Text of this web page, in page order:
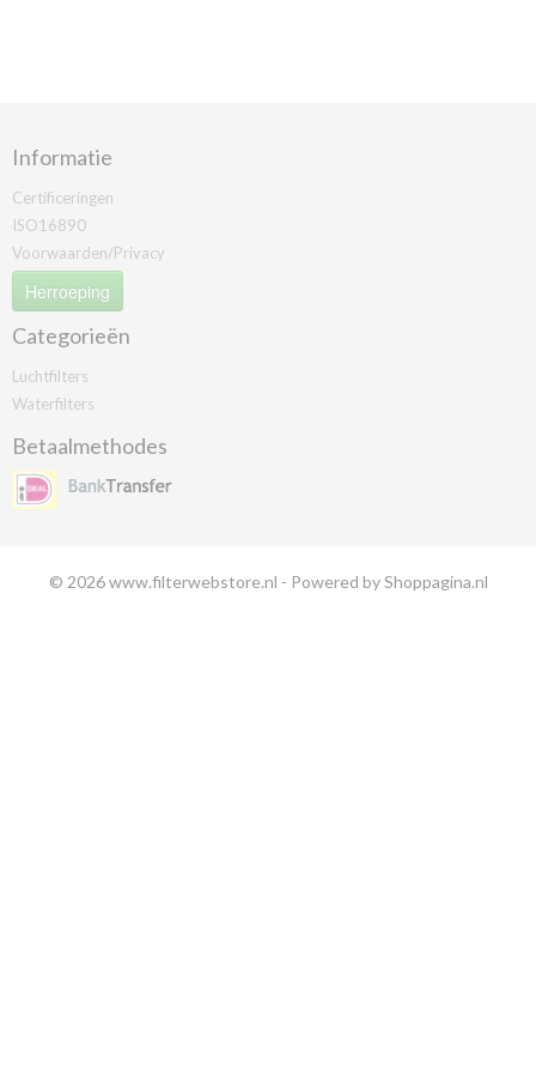
Informatie
Certificeringen
ISO16890
Voorwaarden/Privacy
Herroeping
Categorieën
Luchtfilters
Waterfilters
Betaalmethodes
© 2026 www.filterwebstore.nl - Powered by Shoppagina.nl